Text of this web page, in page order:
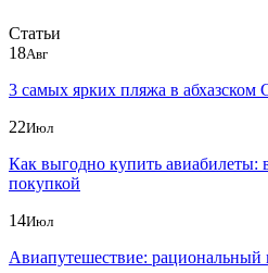
Статьи
18Авг
3 самых ярких пляжа в абхазском
22Июл
Как выгодно купить авиабилеты:
покупкой
14Июл
Авиапутешествие: рациональный